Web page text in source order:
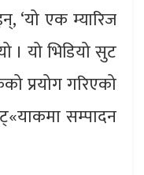
‘यो एक म्यारिज
। यो भिडियो सुट
प्रयोग गरिएको
सम्पादन